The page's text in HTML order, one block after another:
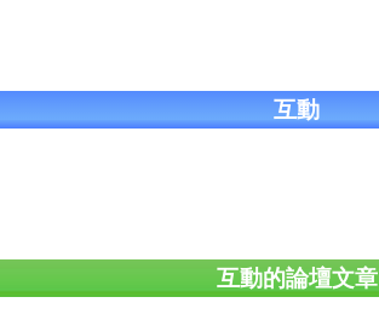
互動
互動的論壇文章